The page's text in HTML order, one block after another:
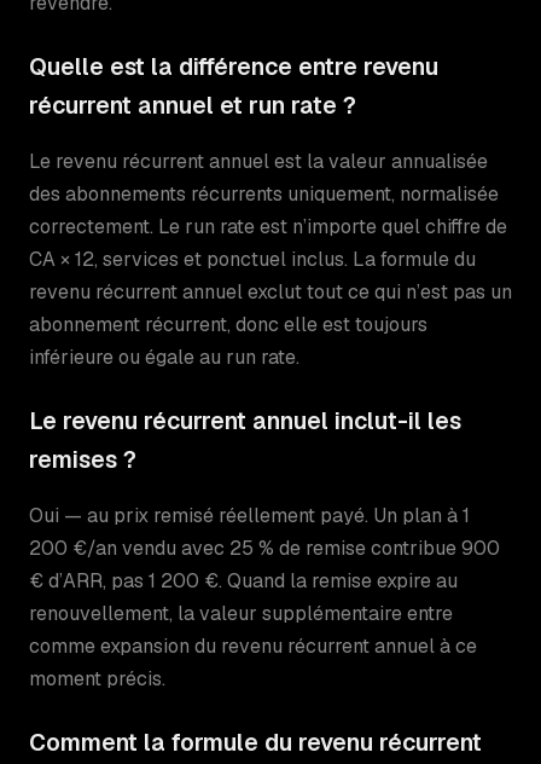
Quelle est la différence entre revenu
récurrent annuel et run rate ?
Le revenu récurrent annuel est la valeur annualisée
des abonnements récurrents uniquement, normalisée
correctement. Le run rate est n’importe quel chiffre de
CA × 12, services et ponctuel inclus. La formule du
revenu récurrent annuel exclut tout ce qui n’est pas un
abonnement récurrent, donc elle est toujours
inférieure ou égale au run rate.
Le revenu récurrent annuel inclut-il les
remises ?
Oui — au prix remisé réellement payé. Un plan à 1
200 €/an vendu avec 25 % de remise contribue 900
€ d’ARR, pas 1 200 €. Quand la remise expire au
renouvellement, la valeur supplémentaire entre
comme expansion du revenu récurrent annuel à ce
moment précis.
Comment la formule du revenu récurrent